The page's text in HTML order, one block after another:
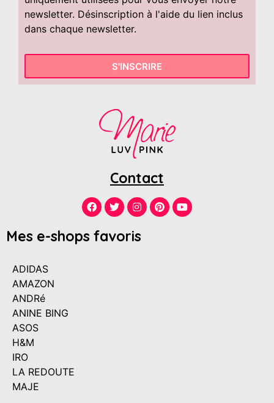
newsletter. Désinscription à l'aide du lien inclus
dans chaque newsletter.
S'INSCRIRE
Contact
Mes e-shops favoris
ADIDAS
AMAZON
ANDRé
ANINE BING
ASOS
H&M
IRO
LA REDOUTE
MAJE